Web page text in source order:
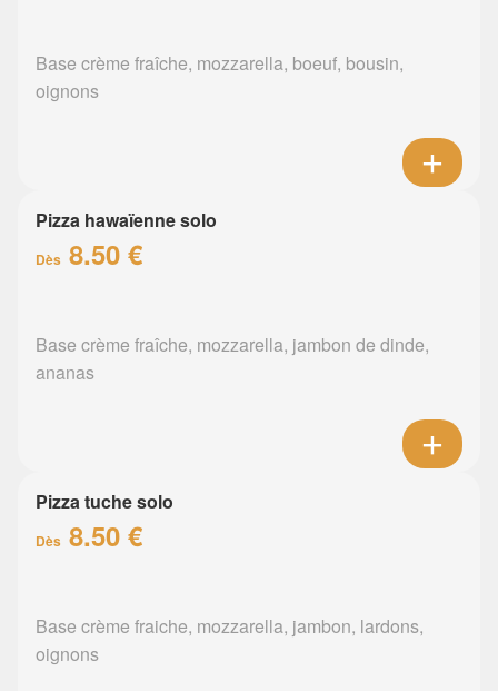
Base crème fraîche, mozzarella, boeuf, bousin,
oignons
Pizza hawaïenne solo
Dès 8.50 €
Base crème fraîche, mozzarella, jambon de dinde,
ananas
Pizza tuche solo
Dès 8.50 €
Base crème fraiche, mozzarella, jambon, lardons,
oignons